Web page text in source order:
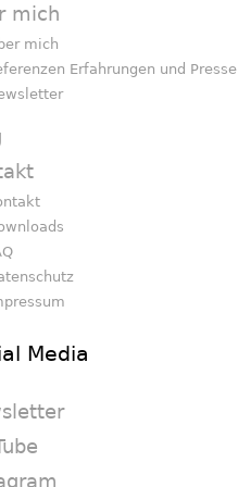
mich
mich
Erfahrungen und Presse
Media